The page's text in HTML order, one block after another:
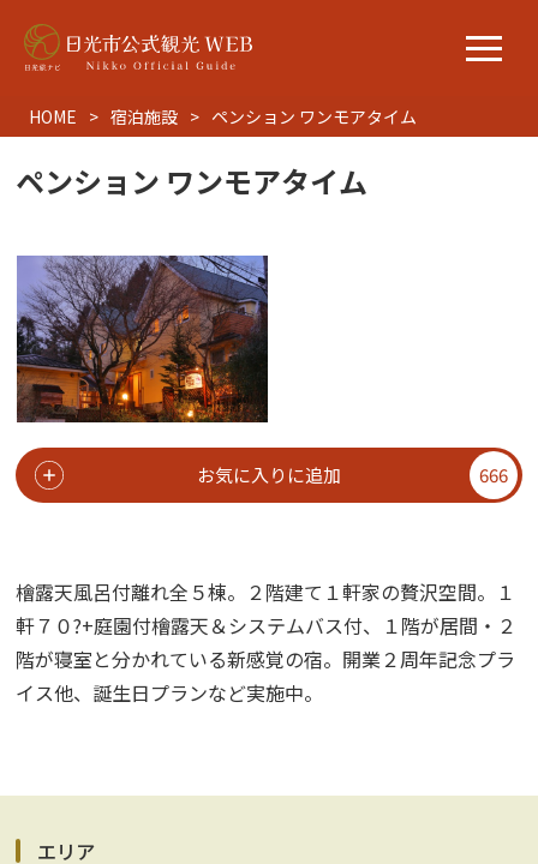
HOME 宿泊施設 ペンション ワンモアタイム
ペンション ワンモアタイム
お気に入りに追加 666
檜露天風呂付離れ全５棟。２階建て１軒家の贅沢空間。１
軒７０?+庭園付檜露天＆システムバス付、１階が居間・２
階が寝室と分かれている新感覚の宿。開業２周年記念プラ
イス他、誕生日プランなど実施中。
エリア